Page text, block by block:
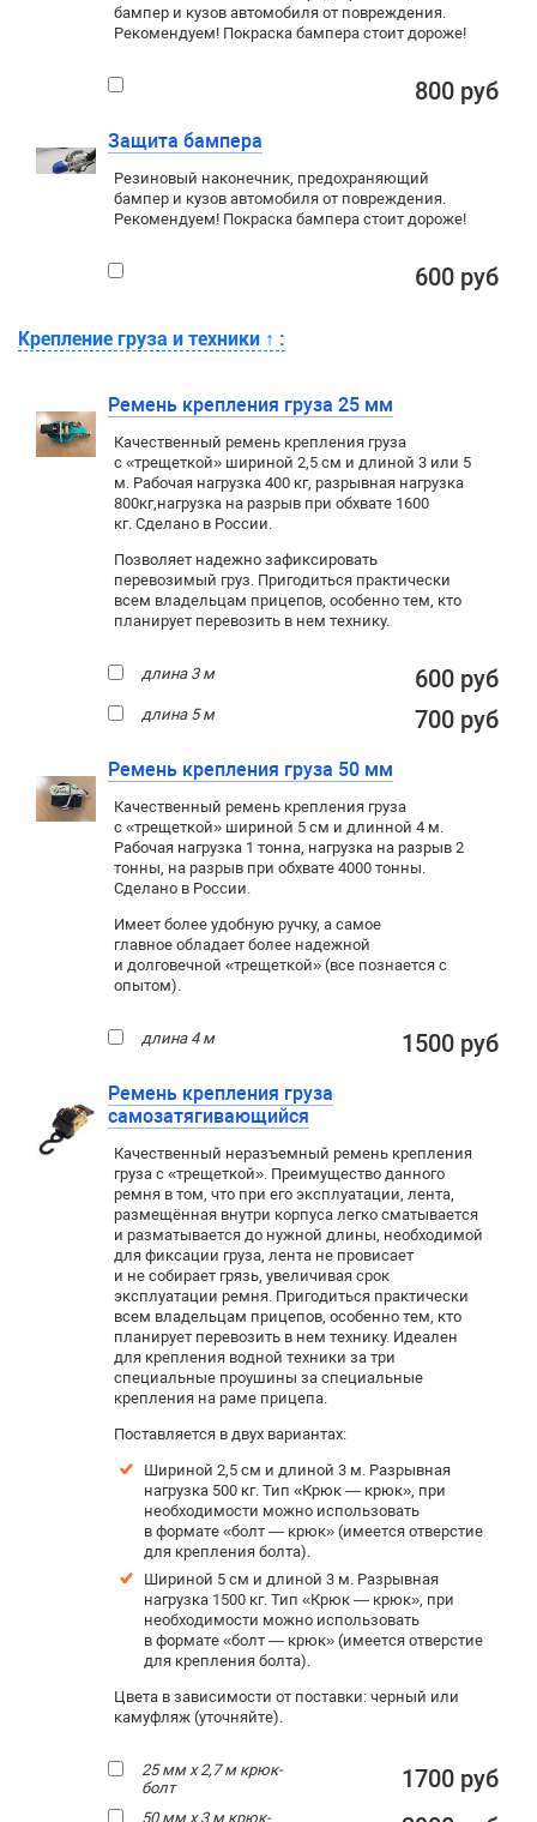
бампер и кузов автомобиля от повреждения.
Рекомендуем! Покраска бампера стоит дороже!
800 руб
Защита бампера
Резиновый наконечник, предохраняющий
бампер и кузов автомобиля от повреждения.
Рекомендуем! Покраска бампера стоит дороже!
600 руб
Крепление груза и техники ↑ :
Ремень крепления груза 25 мм
Качественный ремень крепления груза
с «трещеткой» шириной 2,5 см и длиной 3 или 5
м. Рабочая нагрузка 400 кг, разрывная нагрузка
800кг,нагрузка на разрыв при обхвате 1600
кг. Сделано в России.
Позволяет надежно зафиксировать
перевозимый груз. Пригодиться практически
всем владельцам прицепов, особенно тем, кто
планирует перевозить в нем технику.
длина 3 м 600 руб
длина 5 м 700 руб
Ремень крепления груза 50 мм
Качественный ремень крепления груза
с «трещеткой» шириной 5 см и длинной 4 м.
Рабочая нагрузка 1 тонна, нагрузка на разрыв 2
тонны, на разрыв при обхвате 4000 тонны.
Сделано в России.
Имеет более удобную ручку, а самое
главное обладает более надежной
и долговечной «трещеткой» (все познается с
опытом).
длина 4 м 1500 руб
Ремень крепления груза
самозатягивающийся
Качественный неразъемный ремень крепления
груза с «трещеткой». Преимущество данного
ремня в том, что при его эксплуатации, лента,
размещённая внутри корпуса легко сматывается
и разматывается до нужной длины, необходимой
для фиксации груза, лента не провисает
и не собирает грязь, увеличивая срок
эксплуатации ремня. Пригодиться практически
всем владельцам прицепов, особенно тем, кто
планирует перевозить в нем технику. Идеален
для крепления водной техники за три
специальные проушины за специальные
крепления на раме прицепа.
Поставляется в двух вариантах:
Шириной 2,5 см и длиной 3 м. Разрывная
нагрузка 500 кг. Тип «Крюк — крюк», при
необходимости можно использовать
в формате «болт — крюк» (имеется отверстие
для крепления болта).
Шириной 5 см и длиной 3 м. Разрывная
нагрузка 1500 кг. Тип «Крюк — крюк», при
необходимости можно использовать
в формате «болт — крюк» (имеется отверстие
для крепления болта).
Цвета в зависимости от поставки: черный или
камуфляж (уточняйте).
25 мм х 2,7 м крюк-
болт
1700 руб
50 мм х 3 м крюк-